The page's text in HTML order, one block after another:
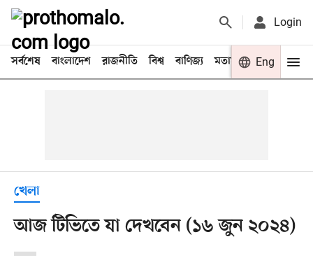
Login
সর্বশেষ বাংলাদেশ রাজনীতি বিশ্ব বাণিজ্য মতামত খেলা
Eng
খেলা
আজ টিভিতে যা দেখবেন (১৬ জুন ২০২৪)